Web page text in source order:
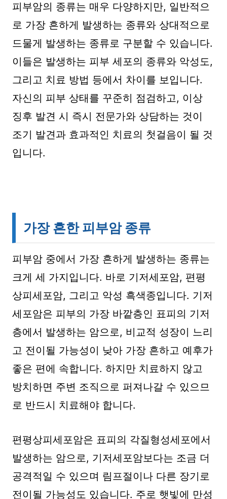
피부암의 종류는 매우 다양하지만, 일반적으
로 가장 흔하게 발생하는 종류와 상대적으로
드물게 발생하는 종류로 구분할 수 있습니다.
이들은 발생하는 피부 세포의 종류와 악성도,
그리고 치료 방법 등에서 차이를 보입니다.
자신의 피부 상태를 꾸준히 점검하고, 이상
징후 발견 시 즉시 전문가와 상담하는 것이
조기 발견과 효과적인 치료의 첫걸음이 될 것
입니다.
가장 흔한 피부암 종류
피부암 중에서 가장 흔하게 발생하는 종류는
크게 세 가지입니다. 바로 기저세포암, 편평
상피세포암, 그리고 악성 흑색종입니다. 기저
세포암은 피부의 가장 바깥층인 표피의 기저
층에서 발생하는 암으로, 비교적 성장이 느리
고 전이될 가능성이 낮아 가장 흔하고 예후가
좋은 편에 속합니다. 하지만 치료하지 않고
방치하면 주변 조직으로 퍼져나갈 수 있으므
로 반드시 치료해야 합니다.
편평상피세포암은 표피의 각질형성세포에서
발생하는 암으로, 기저세포암보다는 조금 더
공격적일 수 있으며 림프절이나 다른 장기로
전이될 가능성도 있습니다. 주로 햇빛에 만성